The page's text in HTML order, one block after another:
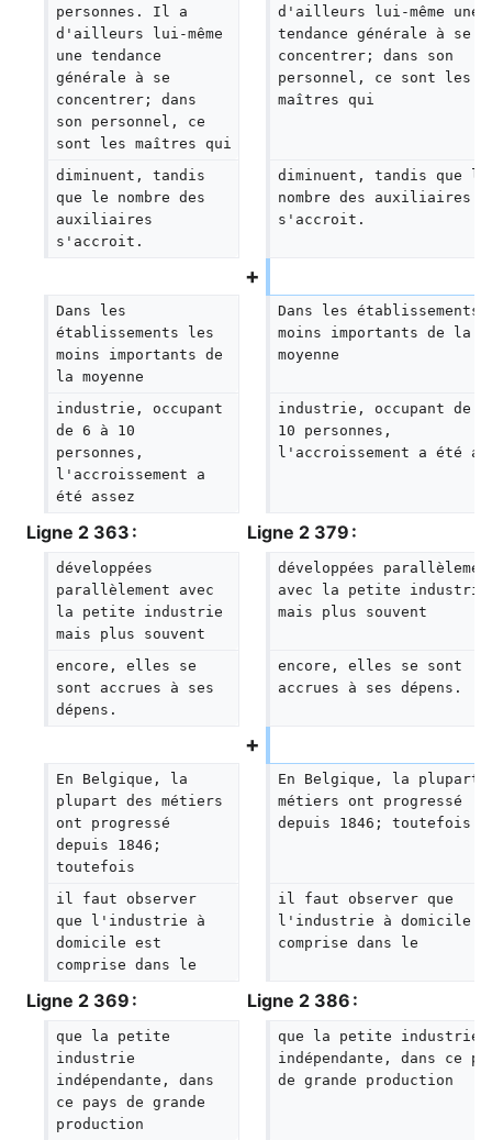
personnes. Il a
d'ailleurs lui-même
une tendance
générale à se
concentrer; dans
son personnel, ce
sont les maîtres qui
d'ailleurs lui-même une
tendance générale à se
concentrer; dans son
personnel, ce sont les
maîtres qui
diminuent, tandis
que le nombre des
auxiliaires
s'accroit.
diminuent, tandis que
nombre des auxiliaires
s'accroit.
Dans les
établissements les
moins importants de
la moyenne
Dans les
moins importants de la
moyenne
industrie, occupant
de 6 à 10
personnes,
l'accroissement a
été assez
industrie, occupant de
10 personnes,
l'accroissement a été
Ligne 2 363 : Ligne 2 379 :
développées
parallèlement avec
la petite industrie
mais plus souvent
développées
avec la petite
mais plus souvent
encore, elles se
sont accrues à ses
dépens.
encore, elles se sont
accrues à ses dépens.
En Belgique, la
plupart des métiers
ont progressé
depuis 1846;
toutefois
En Belgique, la plupart
métiers ont progressé
depuis 1846; toutefois
il faut observer
que l'industrie à
domicile est
comprise dans le
il faut observer que
l'industrie à domicile
comprise dans le
Ligne 2 369 : Ligne 2 386 :
que la petite
industrie
indépendante, dans
ce pays de grande
production
que la petite industrie
indépendante, dans ce
de grande production